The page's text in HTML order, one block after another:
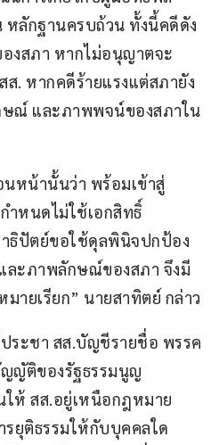
หลักฐานครบถ้วน ทั้งนี้คดีดัง
งสภา หากไม่อนุญาตจะ
. หากคดีร้ายแรงแต่สภายัง
ณ์ และภาพพจน์ของสภาใน
หน้านั้นว่า พร้อมเข้าสู่
ำหนดไม่ใช้เอกสิทธิ์
ธิปัตย์ขอใช้ดุลพินิจปกป้อง
ละภาพลักษณ์ของสภา จึงมี
ายเรียก” นายสาทิตย์ กล่าว
ระชา สส.บัญชีรายชื่อ พรรค
ญัติของรัฐธรรมนูญ
ให้ สส.อยู่เหนือกฎหมาย
รยุติธรรมให้กับบุคคลใด